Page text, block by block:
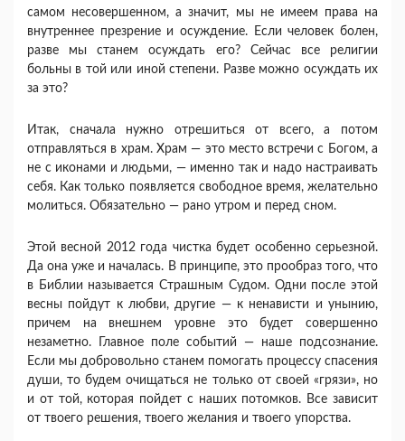
самом несовершенном, а зна­чит, мы не имеем права на
внутреннее презрение и осуждение. Если человек болен,
разве мы станем осуж­дать его? Сейчас все религии
больны в той или иной степени. Разве можно осуждать их
за это?
Итак, сначала нужно отрешиться от всего, а потом
отправляться в храм. Храм — это место встречи с Бо­гом, а
не с иконами и людьми, — именно так и надо на­страивать
себя. Как только появляется свободное вре­мя, желательно
молиться. Обязательно — рано утром и перед сном.
Этой весной 2012 года чистка будет особенно се­рьезной.
Да она уже и началась. В принципе, это прообраз того, что
в Библии называется Страшным Судом. Одни после этой
весны пойдут к любви, дру­гие — к ненависти и унынию,
причем на внешнем уров­не это будет совершенно
незаметно. Главное поле событий — наше подсознание.
Если мы добровольно станем помогать процессу спасения
души, то будем очищаться не только от своей «грязи», но
и от той, ко­торая пойдет с наших потомков. Все зависит
от твоего решения, твоего желания и твоего упорства.